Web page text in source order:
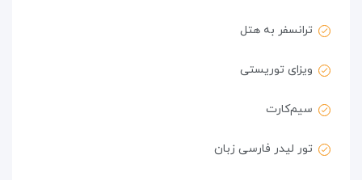
ترانسفر به هتل
ویزای توریستی
سیم‌کارت
تور لیدر فارسی زبان